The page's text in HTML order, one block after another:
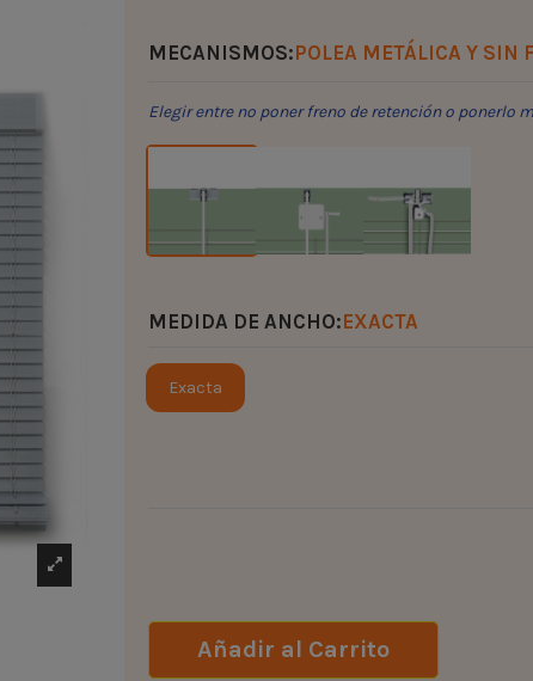
MECANISMOS:POLEA METÁLICA Y SIN
Elegir entre no poner freno de retención o ponerlo
MEDIDA DE ANCHO:EXACTA
Exacta
Añadir al Carrito